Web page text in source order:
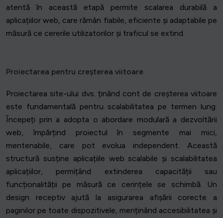
atentă în această etapă permite scalarea durabilă a
aplicațiilor web, care rămân fiabile, eficiente și adaptabile pe
măsură ce cererile utilizatorilor și traficul se extind.
Proiectarea pentru creșterea viitoare
Proiectarea site-ului dvs. ținând cont de creșterea viitoare
este fundamentală pentru scalabilitatea pe termen lung.
Începeți prin a adopta o abordare modulară a dezvoltării
web, împărțind proiectul în segmente mai mici,
mentenabile, care pot evolua independent. Această
structură susține aplicațiile web scalabile și scalabilitatea
aplicațiilor, permițând extinderea capacității sau
funcționalității pe măsură ce cerințele se schimbă. Un
design receptiv ajută la asigurarea afișării corecte a
paginilor pe toate dispozitivele, menținând accesibilitatea și